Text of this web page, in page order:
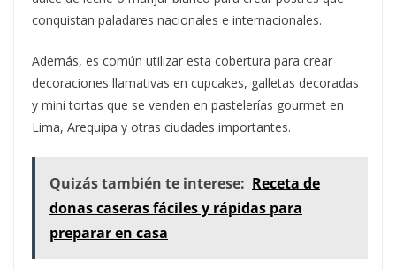
conquistan paladares nacionales e internacionales.
Además, es común utilizar esta cobertura para crear
decoraciones llamativas en cupcakes, galletas decoradas
y mini tortas que se venden en pastelerías gourmet en
Lima, Arequipa y otras ciudades importantes.
Quizás también te interese: Receta de
donas caseras fáciles y rápidas para
preparar en casa